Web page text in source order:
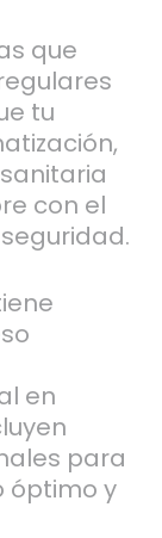
que
tu
con el
en
para
óptimo y